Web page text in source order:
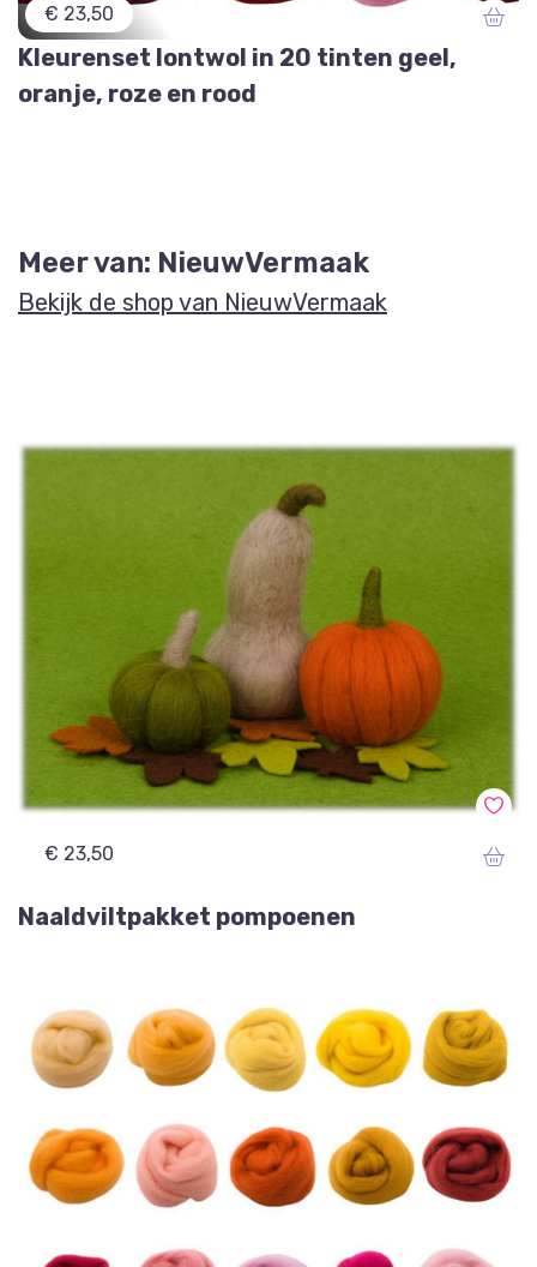
€ 23,50
Kleurenset lontwol in 20 tinten geel,
oranje, roze en rood
Meer van: NieuwVermaak
Bekijk de shop van NieuwVermaak
€ 23,50
Naaldviltpakket pompoenen